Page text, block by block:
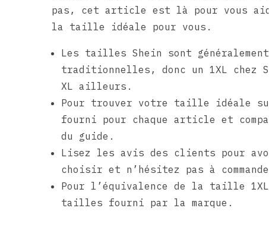
pas, cet article est là pour vous
la taille idéale pour vous.
Les tailles Shein sont
traditionnelles, donc un 1XL chez
XL ailleurs.
Pour trouver votre taille idéale
fourni pour chaque article et
du guide.
Lisez les avis des clients pour
choisir et n’hésitez pas à
Pour l’équivalence de la taille
tailles fourni par la marque.